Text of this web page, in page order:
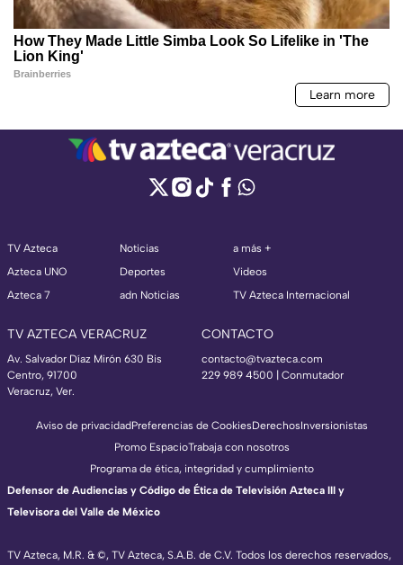
TV Azteca
Azteca UNO
Azteca 7
Noticias
Deportes
adn Noticias
a más +
Videos
TV Azteca Internacional
TV AZTECA VERACRUZ
Av. Salvador Díaz Mirón 630 Bis
Centro, 91700
Veracruz, Ver.
CONTACTO
contacto@tvazteca.com
229 989 4500 | Conmutador
TV Azteca, M.R. & ©, TV Azteca, S.A.B. de C.V. Todos los derechos reservados,
Aviso de privacidadPreferencias de CookiesDerechosInversionistas
Promo EspacioTrabaja con nosotros
Programa de ética, integridad y cumplimiento
Defensor de Audiencias y Código de Ética de Televisión Azteca III y
Televisora del Valle de México